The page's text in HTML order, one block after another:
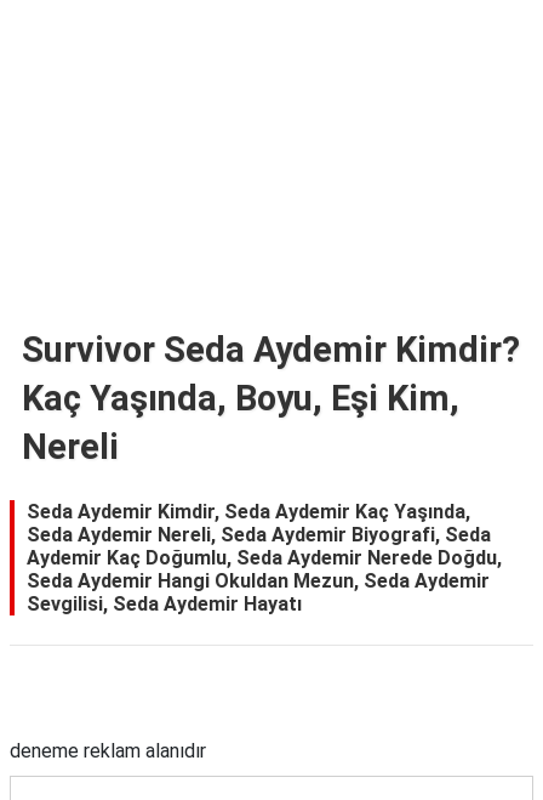
Survivor Seda Aydemir Kimdir?
Kaç Yaşında, Boyu, Eşi Kim,
Nereli
Seda Aydemir Kimdir, Seda Aydemir Kaç Yaşında,
Seda Aydemir Nereli, Seda Aydemir Biyografi, Seda
Aydemir Kaç Doğumlu, Seda Aydemir Nerede Doğdu,
Seda Aydemir Hangi Okuldan Mezun, Seda Aydemir
Sevgilisi, Seda Aydemir Hayatı
deneme reklam alanıdır